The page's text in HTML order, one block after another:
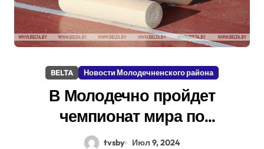
BELTA Новости Молодечненского района
В Молодечно пройдет
чемпионат мира по
городошному спорту
tvsby Июл 9, 2024